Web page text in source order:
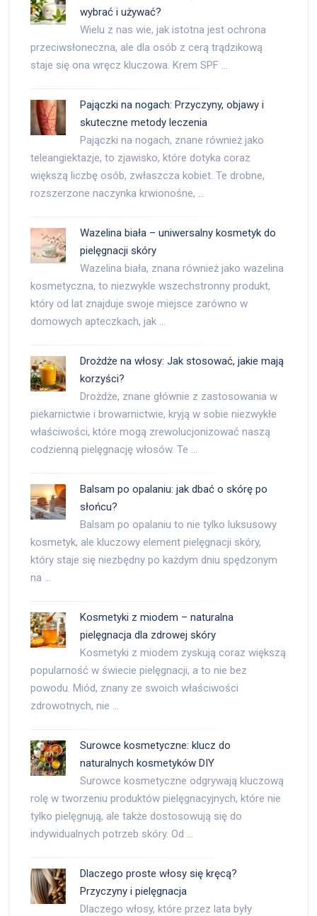
wybrać i używać?
Wielu z nas wie, jak istotna jest ochrona
przeciwsłoneczna, ale dla osób z cerą trądzikową
staje się ona wręcz kluczowa. Krem SPF …
Pajączki na nogach: Przyczyny, objawy i
skuteczne metody leczenia
Pajączki na nogach, znane również jako
teleangiektazje, to zjawisko, które dotyka coraz
większą liczbę osób, zwłaszcza kobiet. Te drobne,
rozszerzone naczynka krwionośne, …
Wazelina biała – uniwersalny kosmetyk do
pielęgnacji skóry
Wazelina biała, znana również jako wazelina
kosmetyczna, to niezwykle wszechstronny produkt,
który od lat znajduje swoje miejsce zarówno w
domowych apteczkach, jak …
Drożdże na włosy: Jak stosować, jakie mają
korzyści?
Drożdże, znane głównie z zastosowania w
piekarnictwie i browarnictwie, kryją w sobie niezwykłe
właściwości, które mogą zrewolucjonizować naszą
codzienną pielęgnację włosów. Te …
Balsam po opalaniu: jak dbać o skórę po
słońcu?
Balsam po opalaniu to nie tylko luksusowy
kosmetyk, ale kluczowy element pielęgnacji skóry,
który staje się niezbędny po każdym dniu spędzonym
na …
Kosmetyki z miodem – naturalna
pielęgnacja dla zdrowej skóry
Kosmetyki z miodem zyskują coraz większą
popularność w świecie pielęgnacji, a to nie bez
powodu. Miód, znany ze swoich właściwości
zdrowotnych, nie …
Surowce kosmetyczne: klucz do
naturalnych kosmetyków DIY
Surowce kosmetyczne odgrywają kluczową
rolę w tworzeniu produktów pielęgnacyjnych, które nie
tylko pielęgnują, ale także dostosowują się do
indywidualnych potrzeb skóry. Od …
Dlaczego proste włosy się kręcą?
Przyczyny i pielęgnacja
Dlaczego włosy, które przez lata były